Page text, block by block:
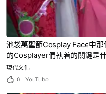
池袋萬聖節Cosplay Face中
的Cosplayer們執着的關鍵是
現代文化
0
YouTube